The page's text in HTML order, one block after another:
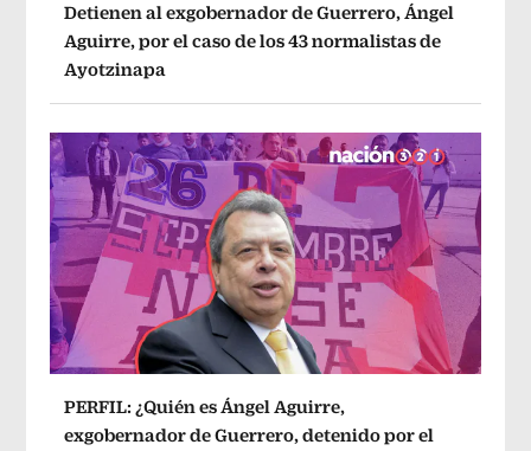
Detienen al exgobernador de Guerrero, Ángel
Aguirre, por el caso de los 43 normalistas de
Ayotzinapa
PERFIL: ¿Quién es Ángel Aguirre,
exgobernador de Guerrero, detenido por el